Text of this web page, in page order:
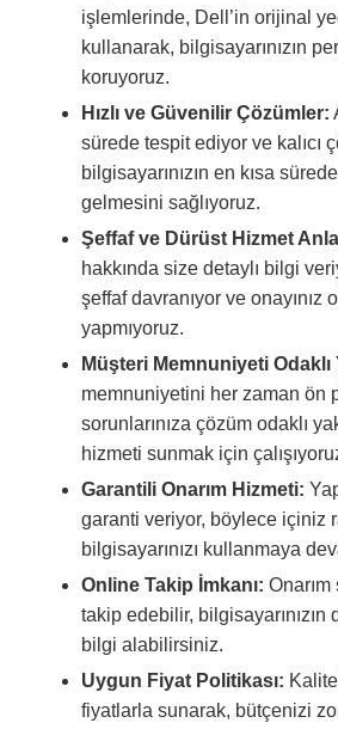
işlemlerinde, Dell’in orijinal
kullanarak, bilgisayarınızın
koruyoruz.
Hızlı ve Güvenilir Çözümler:
sürede tespit ediyor ve kalıcı
bilgisayarınızın en kısa
gelmesini sağlıyoruz.
Şeffaf ve Dürüst Hizmet
hakkında size detaylı bilgi
şeffaf davranıyor ve
yapmıyoruz.
Müşteri Memnuniyeti Odaklı
memnuniyetini her zaman ön
sorunlarınıza çözüm odaklı
hizmeti sunmak için
Garantili Onarım Hizmeti:
garanti veriyor, böylece içiniz
bilgisayarınızı kullanmaya
Online Takip İmkanı:
takip edebilir, bilgisayarınızın
bilgi alabilirsiniz.
Uygun Fiyat Politikası:
fiyatlarla sunarak, bütçenizi